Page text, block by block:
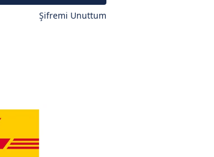
Şifremi Unuttum